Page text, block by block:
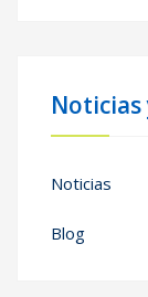
Noticias
Noticias
Blog